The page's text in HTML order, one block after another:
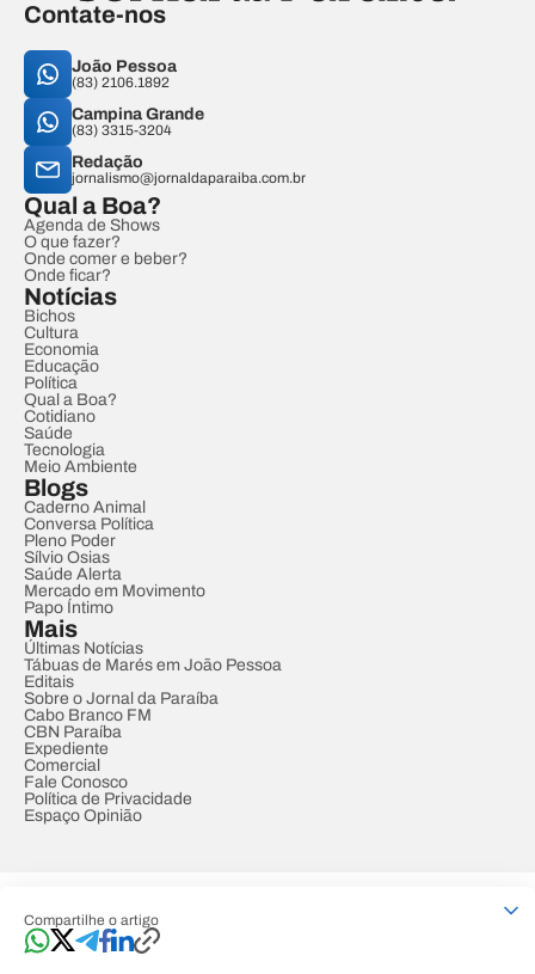
Compartilhe o artigo
Contate-nos
João Pessoa
(83) 2106.1892
Campina Grande
(83) 3315-3204
Redação
jornalismo@jornaldaparaiba.com.br
Qual a Boa?
Agenda de Shows
O que fazer?
Onde comer e beber?
Onde ficar?
Notícias
Bichos
Cultura
Economia
Educação
Política
Qual a Boa?
Cotidiano
Saúde
Tecnologia
Meio Ambiente
Blogs
Caderno Animal
Conversa Política
Pleno Poder
Sílvio Osias
Saúde Alerta
Mercado em Movimento
Papo Íntimo
Mais
Últimas Notícias
Tábuas de Marés em João Pessoa
Editais
Sobre o Jornal da Paraíba
Cabo Branco FM
CBN Paraíba
Expediente
Comercial
Fale Conosco
Política de Privacidade
Espaço Opinião
Developed by Designed by